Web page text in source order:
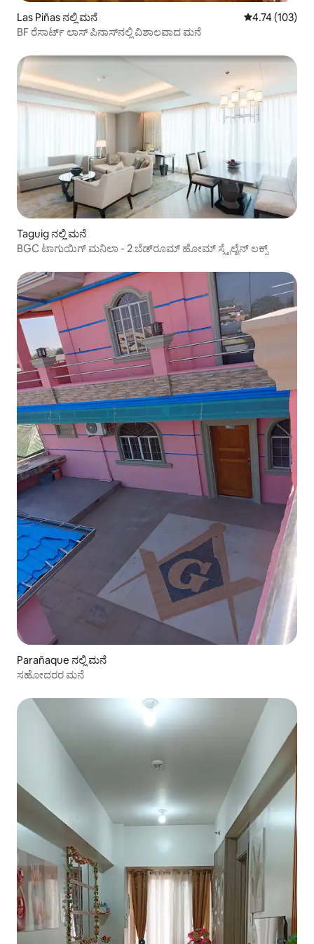
Las Piñas ನಲ್ಲಿ ಮನೆ 5 ರಲ್ಲಿ 4.74
4.74 (103)
BF ರೆಸಾರ್ಟ್ ಲಾಸ್ ಪಿನಾಸ್‌ನಲ್ಲಿ ವಿಶಾಲವಾದ ಮನೆ
Taguig ನಲ್ಲಿ ಮನೆ
BGC ಟಾಗುಯಿಗ್ ಮನಿಲಾ - 2 ಬೆಡ್‌ರೂಮ್ ಹೋಮ್ ಸ್ಕೈಲೈನ್ ಲಕ್ಸ್
Parañaque ನಲ್ಲಿ ಮನೆ
ಸಹೋದರರ ಮನೆ